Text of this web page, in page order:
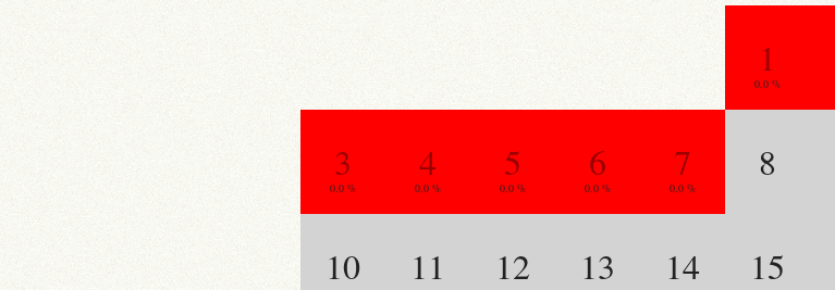
1
0.0 %
3
0.0 %
4
0.0 %
5
0.0 %
6
0.0 %
7
0.0 %
8
10 11 12 13 14 15